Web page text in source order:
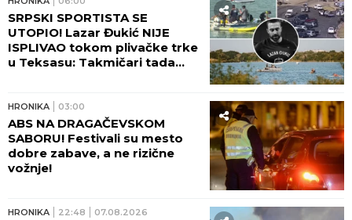
SRPSKI SPORTISTA SE
UTOPIO! Lazar Đukić NIJE
ISPLIVAO tokom plivačke trke
u Teksasu: Takmičari tada
HRONIKA 03:00
ABS NA DRAGAČEVSKOM
SABORU! Festivali su mesto
dobre zabave, a ne rizične
vožnje!
HRONIKA 22:48 07.08.2026